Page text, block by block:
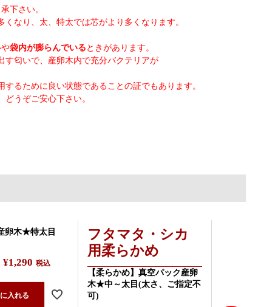
下さい。
なり、太、特太では芯がより多くなります。
袋内が膨らんでいる ときがあります。
す匂いで、産卵木内で充分バクテリアが
るために良い状態であることの証でもあります。
うぞご安心下さい。
卵木★特太目
¥1,290 税込
入れる
フタマタ・シカ
用柔らかめ
【柔らかめ】真空パック産卵
木★中～太目(太さ、ご指定不
可)